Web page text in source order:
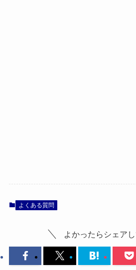
よくある質問
よかったらシェアし